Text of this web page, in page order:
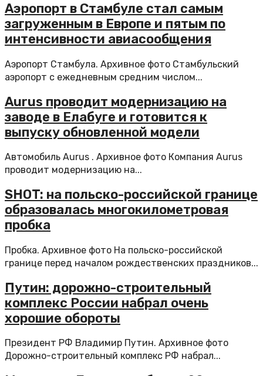
Аэропорт в Стамбуле стал самым
загруженным в Европе и пятым по
интенсивности авиасообщения
Аэропорт Стамбула. Архивное фото Стамбульский
аэропорт с ежедневным средним числом...
Aurus проводит модернизацию на
заводе в Елабуге и готовится к
выпуску обновленной модели
Автомобиль Aurus . Архивное фото Компания Aurus
проводит модернизацию на...
SHOT: на польско-российской границе
образовалась многокилометровая
пробка
Пробка. Архивное фото На польско-российской
границе перед началом рождественских праздников...
Путин: дорожно-строительный
комплекс России набрал очень
хорошие обороты
Президент РФ Владимир Путин. Архивное фото
Дорожно-строительный комплекс РФ набрал...